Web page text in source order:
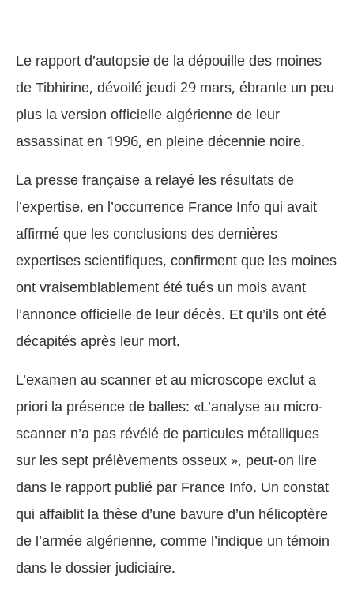
Le rapport d’autopsie de la dépouille des moines
de Tibhirine, dévoilé jeudi 29 mars, ébranle un peu
plus la version officielle algérienne de leur
assassinat en 1996, en pleine décennie noire.
La presse française a relayé les résultats de
l’expertise, en l’occurrence France Info qui avait
affirmé que les conclusions des dernières
expertises scientifiques, confirment que les moines
ont vraisemblablement été tués un mois avant
l’annonce officielle de leur décès. Et qu’ils ont été
décapités après leur mort.
L’examen au scanner et au microscope exclut a
priori la présence de balles: «L’analyse au micro-
scanner n’a pas révélé de particules métalliques
sur les sept prélèvements osseux », peut-on lire
dans le rapport publié par France Info. Un constat
qui affaiblit la thèse d’une bavure d’un hélicoptère
de l’armée algérienne, comme l’indique un témoin
dans le dossier judiciaire.